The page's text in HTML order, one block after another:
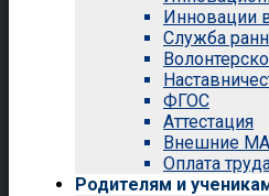
Инновации
Служба
ФГОС
Аттестация
Внешние
Оплата
Родителям и